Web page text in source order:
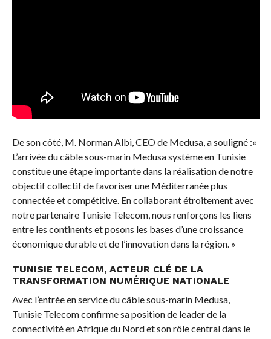
De son côté, M. Norman Albi, CEO de Medusa, a souligné :«
L’arrivée du câble sous-marin Medusa système en Tunisie
constitue une étape importante dans la réalisation de notre
objectif collectif de favoriser une Méditerranée plus
connectée et compétitive. En collaborant étroitement avec
notre partenaire Tunisie Telecom, nous renforçons les liens
entre les continents et posons les bases d’une croissance
économique durable et de l’innovation dans la région. »
TUNISIE TELECOM, ACTEUR CLÉ DE LA
TRANSFORMATION NUMÉRIQUE NATIONALE
Avec l’entrée en service du câble sous-marin Medusa,
Tunisie Telecom confirme sa position de leader de la
connectivité en Afrique du Nord et son rôle central dans le